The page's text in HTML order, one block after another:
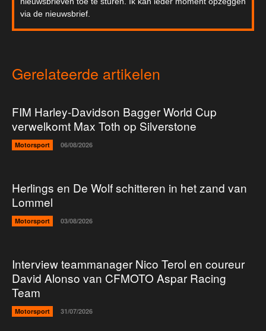
via de nieuwsbrief.
Gerelateerde artikelen
FIM Harley-Davidson Bagger World Cup
verwelkomt Max Toth op Silverstone
Motorsport 06/08/2026
Herlings en De Wolf schitteren in het zand van
Lommel
Motorsport 03/08/2026
Interview teammanager Nico Terol en coureur
David Alonso van CFMOTO Aspar Racing
Team
Motorsport 31/07/2026